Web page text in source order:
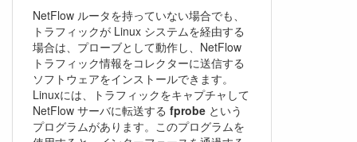
NetFlow ルータを持っていない場合でも、
トラフィックが Linux システムを経由する
場合は、プローブとして動作し、NetFlow
トラフィック情報をコレクターに送信する
ソフトウェアをインストールできます。
Linuxには、トラフィックをキャプチャして
NetFlow サーバに転送する fprobe という
プログラムがあります。このプログラムを